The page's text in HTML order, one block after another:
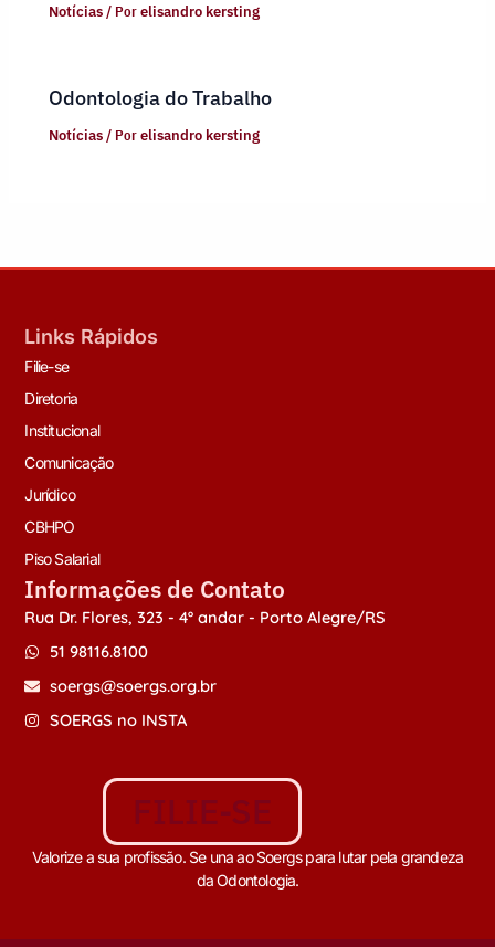
Notícias/ Porelisandro kersting
Odontologia do Trabalho
Notícias/ Porelisandro kersting
Links Rápidos
Filie-se
Diretoria
Institucional
Comunicação
Jurídico
CBHPO
Piso Salarial
Informações de Contato
Rua Dr. Flores, 323 - 4º andar - Porto Alegre/RS
51 98116.8100
soergs@soergs.org.br
SOERGS no INSTA
FILIE-SE
Valorize a sua profissão. Se una ao Soergs para lutar pela grandeza
da Odontologia.